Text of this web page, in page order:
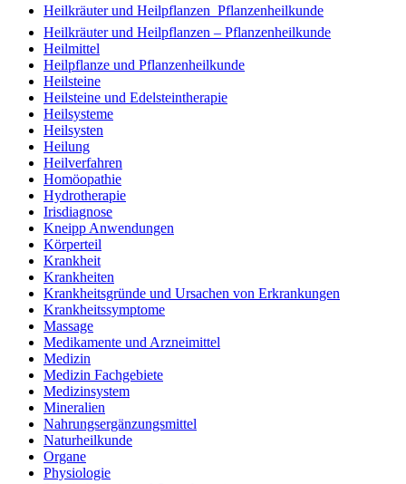
Heilkräuter und Heilpflanzen  Pflanzenheilkunde
Heilkräuter und Heilpflanzen – Pflanzenheilkunde
Heilmittel
Heilpflanze und Pflanzenheilkunde
Heilsteine
Heilsteine und Edelsteintherapie
Heilsysteme
Heilsysten
Heilung
Heilverfahren
Homöopathie
Hydrotherapie
Irisdiagnose
Kneipp Anwendungen
Körperteil
Krankheit
Krankheiten
Krankheitsgründe und Ursachen von Erkrankungen
Krankheitssymptome
Massage
Medikamente und Arzneimittel
Medizin
Medizin Fachgebiete
Medizinsystem
Mineralien
Nahrungsergänzungsmittel
Naturheilkunde
Organe
Physiologie